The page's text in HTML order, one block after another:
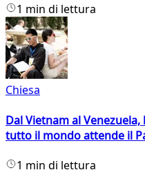
1 min di lettura
Chiesa
Dal Vietnam al
tutto il mondo attende il
1 min di lettura